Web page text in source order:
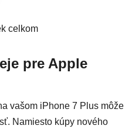
Ovládacie prvky výpisu
celkom
pre Apple
vašom iPhone 7 Plus môže
Namiesto kúpy nového